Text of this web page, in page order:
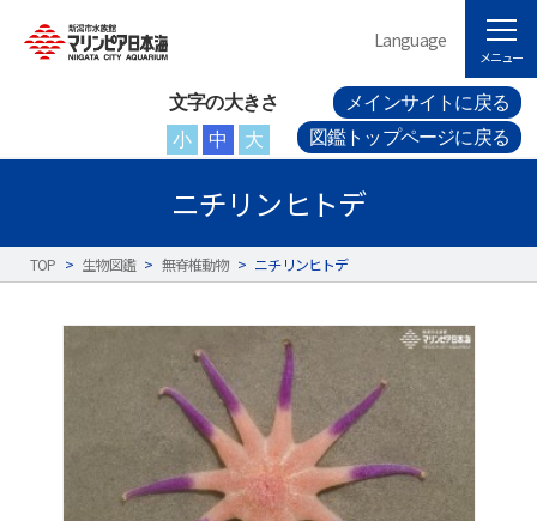
文字の大きさ
小
中 大
メインサイトに戻る
図鑑トップページに戻る
Language
メニュー
ニチリンヒトデ
TOP > 生物図鑑 > 無脊椎動物 > ニチリンヒトデ